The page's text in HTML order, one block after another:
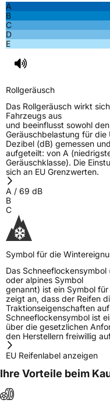
A
B
C
D
E
Rollgeräusch
Das Rollgeräusch wirkt
Fahrzeugs aus
und beeinflusst sowohl
Geräuschbelastung für die
Dezibel (dB) gemessen
aufgeteilt: von A
Geräuschklasse). Die
sich an EU Grenzwerten.
A / 69 dB
B
C
Symbol für die
Das
oder alpines Symbol
genannt) ist ein Symbol
zeigt an, dass der Reifen
Traktionseigenschaften
Schneeflockensymbol ist
über die gesetzlichen
den Herstellern freiwillig
EU Reifenlabel anzeigen
Ihre Vorteile beim